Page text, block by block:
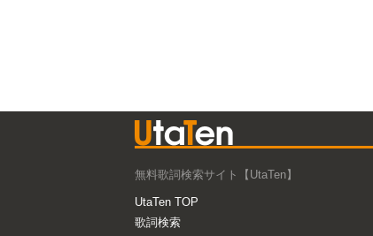
無料歌詞検索サイト【UtaTen】
UtaTen TOP
歌詞検索